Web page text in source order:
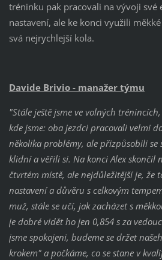
tréninku pak pracovali na vývoji své
nastavení, ale ke konci využili
svá nejrychlejší kola.
Davide Brivio - manažer týmu
"Stále ještě jsme ve volných
kde jsme: oba jezdci pracovali velmi
několika problémy, ale přizpůsobili se
klidní a věřili si. Na konci Alex skončil
čtvrtém místě, ale nejdůležitější je, že
nastavení a důvěru s celkovým
muž, stále se učí, jak zacházet s
je dobré vidět ho jen 0,854 s za
jsme spokojeni, budeme se držet
krokem" a počkáme, co se stane v